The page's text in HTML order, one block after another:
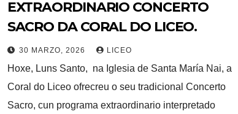
EXTRAORDINARIO CONCERTO
SACRO DA CORAL DO LICEO.
30 MARZO, 2026 LICEO
Hoxe, Luns Santo, na Iglesia de Santa María Nai, a
Coral do Liceo ofrecreu o seu tradicional Concerto
Sacro, cun programa extraordinario interpretado